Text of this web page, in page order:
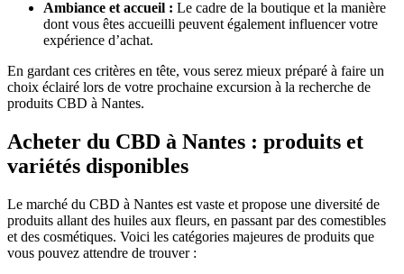
Ambiance et accueil : Le cadre de la boutique et la manière
dont vous êtes accueilli peuvent également influencer votre
expérience d’achat.
En gardant ces critères en tête, vous serez mieux préparé à faire un
choix éclairé lors de votre prochaine excursion à la recherche de
produits CBD à Nantes.
Acheter du CBD à Nantes : produits et
variétés disponibles
Le marché du CBD à Nantes est vaste et propose une diversité de
produits allant des huiles aux fleurs, en passant par des comestibles
et des cosmétiques. Voici les catégories majeures de produits que
vous pouvez attendre de trouver :